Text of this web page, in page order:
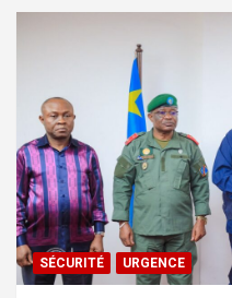
SÉCURITÉ URGENCE